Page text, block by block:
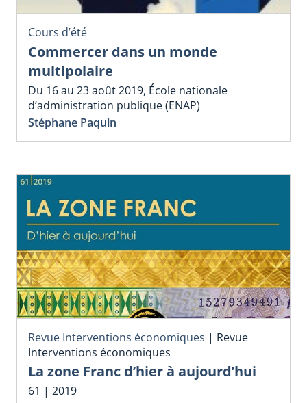
Cours d’été
Commercer dans un monde
multipolaire
Du 16 au 23 août 2019, École nationale
d’administration publique (ENAP)
Stéphane Paquin
Revue Interventions économiques | Revue
Interventions économiques
La zone Franc d’hier à aujourd’hui
61 | 2019